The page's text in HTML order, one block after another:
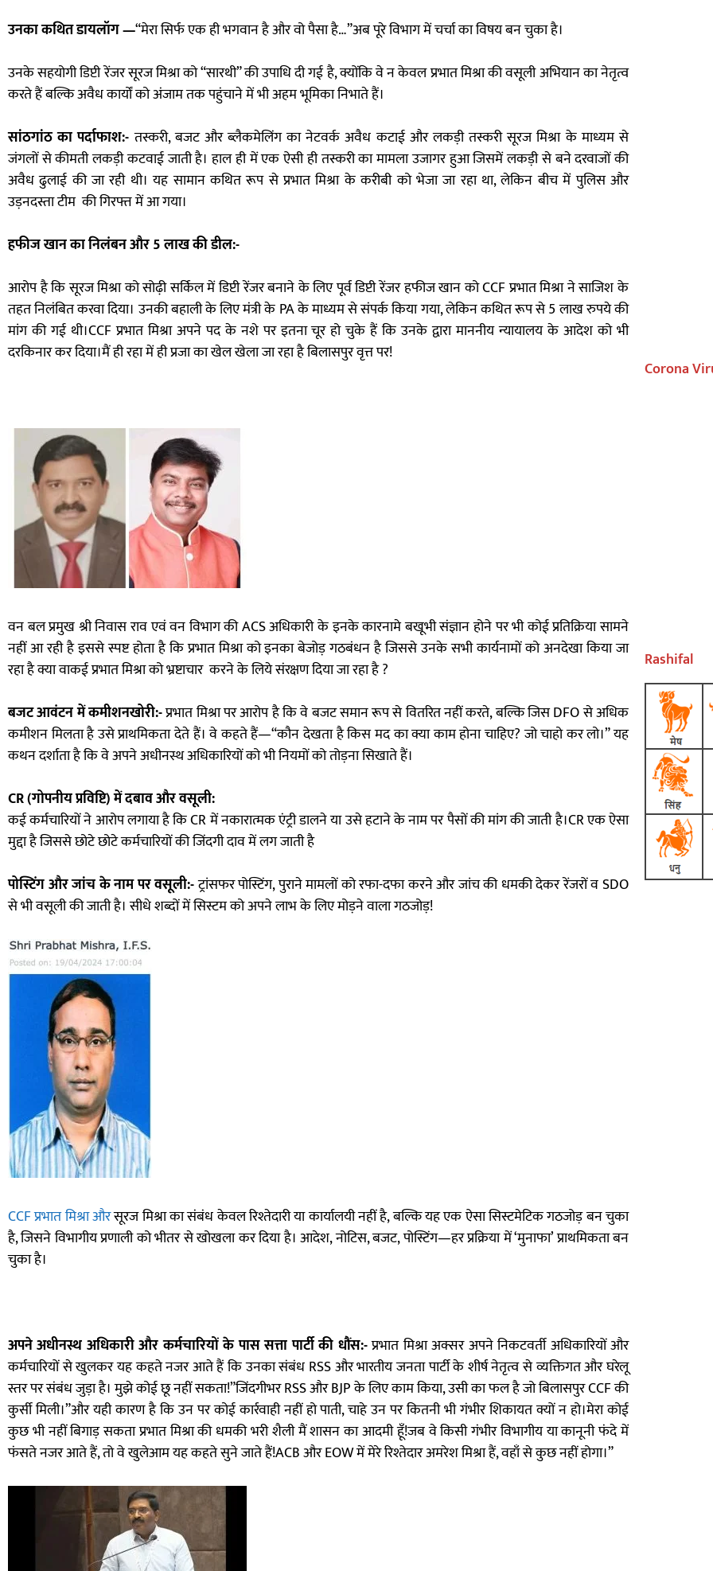
उनका कथित डायलॉग —“मेरा सिर्फ एक ही भगवान है और वो पैसा है…”अब पूरे विभाग में चर्चा का विषय बन चुका है।
उनके सहयोगी डिप्टी रेंजर सूरज मिश्रा को “सारथी” की उपाधि दी गई है, क्योंकि वे न केवल प्रभात मिश्रा की वसूली अभियान का नेतृत्व
करते हैं बल्कि अवैध कार्यों को अंजाम तक पहुंचाने में भी अहम भूमिका निभाते हैं।
सांठगांठ का पर्दाफाश:-तस्करी, बजट और ब्लैकमेलिंग का नेटवर्क अवैध कटाई और लकड़ी तस्करी सूरज मिश्रा के माध्यम से
जंगलों से कीमती लकड़ी कटवाई जाती है। हाल ही में एक ऐसी ही तस्करी का मामला उजागर हुआ जिसमें लकड़ी से बने दरवाजों की
अवैध ढुलाई की जा रही थी। यह सामान कथित रूप से प्रभात मिश्रा के करीबी को भेजा जा रहा था, लेकिन बीच में पुलिस और
उड़नदस्ता टीम की गिरफ्त में आ गया।
हफीज खान का निलंबन और 5 लाख की डील:-
आरोप है कि सूरज मिश्रा को सोढ़ी सर्किल में डिप्टी रेंजर बनाने के लिए पूर्व डिप्टी रेंजर हफीज खान को CCF प्रभात मिश्रा ने साजिश के
तहत निलंबित करवा दिया। उनकी बहाली के लिए मंत्री के PA के माध्यम से संपर्क किया गया, लेकिन कथित रूप से 5 लाख रुपये की
मांग की गई थी।CCF प्रभात मिश्रा अपने पद के नशे पर इतना चूर हो चुके हैं कि उनके द्वारा माननीय न्यायालय के आदेश को भी
दरकिनार कर दिया।मैं ही रहा में ही प्रजा का खेल खेला जा रहा है बिलासपुर वृत्त पर!
वन बल प्रमुख श्री निवास राव एवं वन विभाग की ACS अधिकारी के इनके कारनामे बखूभी संज्ञान होने पर भी कोई प्रतिक्रिया सामने
नहीं आ रही है इससे स्पष्ट होता है कि प्रभात मिश्रा को इनका बेजोड़ गठबंधन है जिससे उनके सभी कार्यनामों को अनदेखा किया जा
रहा है क्या वाकई प्रभात मिश्रा को भ्रष्टाचार करने के लिये संरक्षण दिया जा रहा है ?
बजट आवंटन में कमीशनखोरी:-प्रभात मिश्रा पर आरोप है कि वे बजट समान रूप से वितरित नहीं करते, बल्कि जिस DFO से अधिक
कमीशन मिलता है उसे प्राथमिकता देते हैं। वे कहते हैं—“कौन देखता है किस मद का क्या काम होना चाहिए? जो चाहो कर लो।” यह
कथन दर्शाता है कि वे अपने अधीनस्थ अधिकारियों को भी नियमों को तोड़ना सिखाते हैं।
CR (गोपनीय प्रविष्टि) में दबाव और वसूली:
कई कर्मचारियों ने आरोप लगाया है कि CR में नकारात्मक एंट्री डालने या उसे हटाने के नाम पर पैसों की मांग की जाती है।CR एक ऐसा
मुद्दा है जिससे छोटे छोटे कर्मचारियों की जिंदगी दाव में लग जाती है
पोस्टिंग और जांच के नाम पर वसूली:-ट्रांसफर पोस्टिंग, पुराने मामलों को रफा-दफा करने और जांच की धमकी देकर रेंजरों व SDO
से भी वसूली की जाती है। सीधे शब्दों में सिस्टम को अपने लाभ के लिए मोड़ने वाला गठजोड़!
CCF प्रभात मिश्रा औरसूरज मिश्रा का संबंध केवल रिश्तेदारी या कार्यालयी नहीं है, बल्कि यह एक ऐसा सिस्टमेटिक गठजोड़ बन चुका
है, जिसने विभागीय प्रणाली को भीतर से खोखला कर दिया है। आदेश, नोटिस, बजट, पोस्टिंग—हर प्रक्रिया में ‘मुनाफा’ प्राथमिकता बन
चुका है।
अपने अधीनस्थ अधिकारी और कर्मचारियों के पास सत्ता पार्टी की धौंस:-प्रभात मिश्रा अक्सर अपने निकटवर्ती अधिकारियों और
कर्मचारियों से खुलकर यह कहते नजर आते हैं कि उनका संबंध RSS और भारतीय जनता पार्टी के शीर्ष नेतृत्व से व्यक्तिगत और घरेलू
स्तर पर संबंध जुड़ा है। मुझे कोई छू नहीं सकता!”जिंदगीभर RSS और BJP के लिए काम किया, उसी का फल है जो बिलासपुर CCF की
कुर्सी मिली।”और यही कारण है कि उन पर कोई कार्रवाही नहीं हो पाती, चाहे उन पर कितनी भी गंभीर शिकायत क्यों न हो।मेरा कोई
कुछ भी नहीं बिगाड़ सकता प्रभात मिश्रा की धमकी भरी शैली मैं शासन का आदमी हूँ!जब वे किसी गंभीर विभागीय या कानूनी फंदे में
फंसते नजर आते हैं, तो वे खुलेआम यह कहते सुने जाते हैं!ACB और EOW में मेरे रिश्तेदार अमरेश मिश्रा हैं, वहाँ से कुछ नहीं होगा।”
Corona
Rashifal